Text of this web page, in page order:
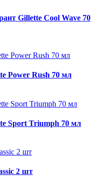
Gillette Cool Wave 70
Power Rush 70 мл
Sport Triumph 70 мл
2 шт